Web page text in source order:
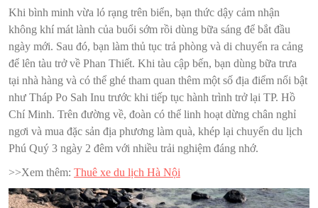
Khi bình minh vừa ló rạng trên biển, bạn thức dậy cảm nhận
không khí mát lành của buổi sớm rồi dùng bữa sáng để bắt đầu
ngày mới. Sau đó, bạn làm thủ tục trả phòng và di chuyển ra cảng
để lên tàu trở về Phan Thiết. Khi tàu cập bến, bạn dùng bữa trưa
tại nhà hàng và có thể ghé tham quan thêm một số địa điểm nổi bật
như Tháp Po Sah Inu trước khi tiếp tục hành trình trở lại TP. Hồ
Chí Minh. Trên đường về, đoàn có thể linh hoạt dừng chân nghỉ
ngơi và mua đặc sản địa phương làm quà, khép lại chuyến du lịch
Phú Quý 3 ngày 2 đêm với nhiều trải nghiệm đáng nhớ.
>>Xem thêm: Thuê xe du lịch Hà Nội